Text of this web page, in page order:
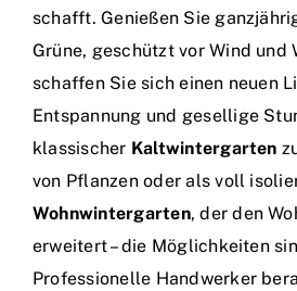
schafft. Genießen Sie
Grüne, geschützt vor Wind und
schaffen Sie sich einen neuen
Entspannung und gesellige
klassischer Kaltwintergarten
von Pflanzen oder als voll
Wohnwintergarten, der den
erweitert – die Möglichkeiten
Professionelle Handwerker